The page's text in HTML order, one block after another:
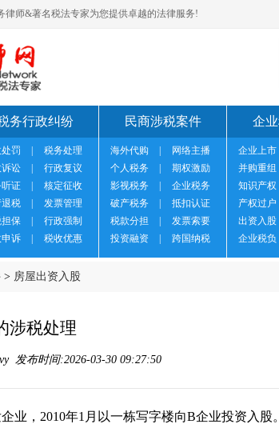
律师&著名税法专家为您提供卓越的法律服务!
务行政纠纷
罚
税务处理
讼
行政复议
证
核定征收
税
发票管理
保
行政强制
诉
税收优惠
民商涉税案件
海外代购
网络主播
个人税务
期权激励
影视税务
企业税务
破产税务
抵扣认证
税款分担
发票索要
投资融资
跨国纳税
企
企业上市
并购重组
知识产权
产权过户
出资入股
企业税负
> 房屋出资入股
涉税处理
发布时间:2026-03-30 09:27:50
业，2010年1月以一栋写字楼向B企业投资入股